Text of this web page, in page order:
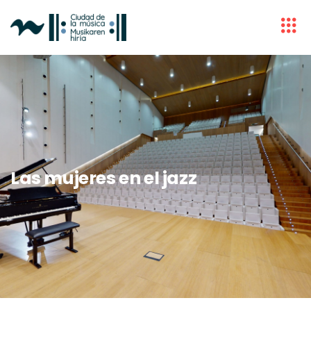
Las mujeres en el jazz